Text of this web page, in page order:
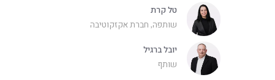
טל קרת
שותפה, חברת אקזקוטיבה
יובל ברגיל
שותף